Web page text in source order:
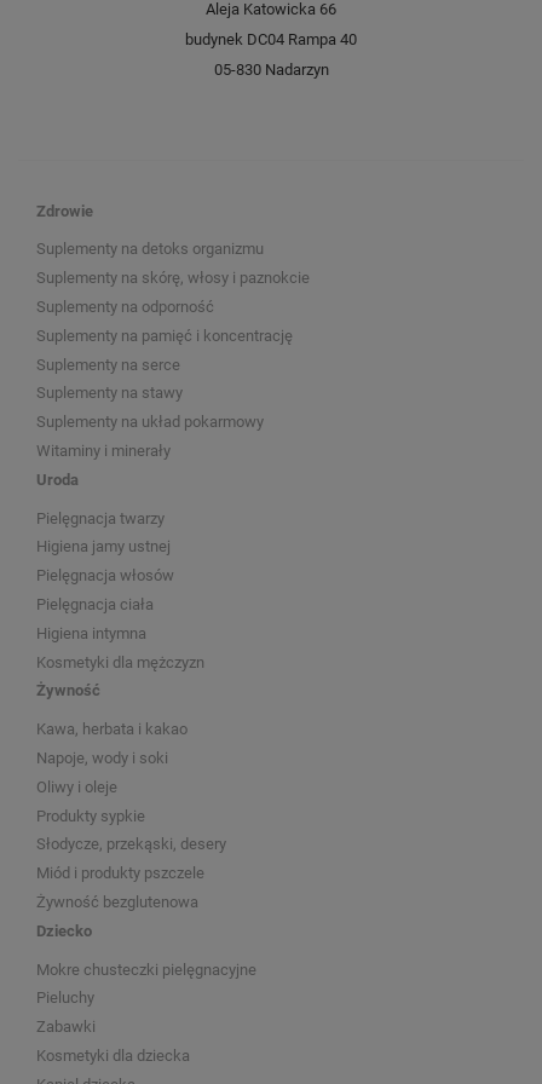
Aleja Katowicka 66
budynek DC04 Rampa 40
05-830 Nadarzyn
Zdrowie
Suplementy na detoks organizmu
Suplementy na skórę, włosy i paznokcie
Suplementy na odporność
Suplementy na pamięć i koncentrację
Suplementy na serce
Suplementy na stawy
Suplementy na układ pokarmowy
Witaminy i minerały
Uroda
Pielęgnacja twarzy
Higiena jamy ustnej
Pielęgnacja włosów
Pielęgnacja ciała
Higiena intymna
Kosmetyki dla mężczyzn
Żywność
Kawa, herbata i kakao
Napoje, wody i soki
Oliwy i oleje
Produkty sypkie
Słodycze, przekąski, desery
Miód i produkty pszczele
Żywność bezglutenowa
Dziecko
Mokre chusteczki pielęgnacyjne
Pieluchy
Zabawki
Kosmetyki dla dziecka